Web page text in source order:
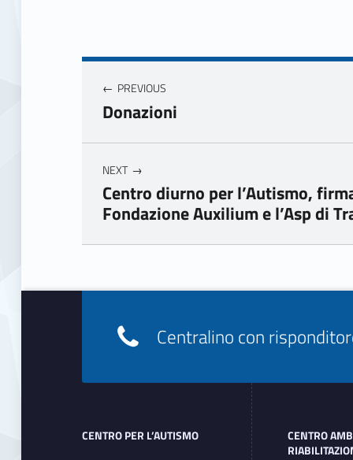
Navigazione articoli
PREVIOUS
Donazioni
NEXT
Centro diurno per l’Autismo,
Fondazione Auxilium e l’Asp di
Skip back to main navigation
Footer info sidebar
Centralino con
Footer sidebar
CENTRO PER L’AUTISMO
CENTRO